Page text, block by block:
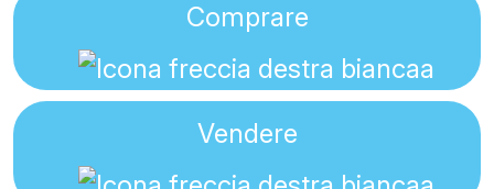
Comprare
Vendere